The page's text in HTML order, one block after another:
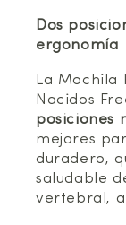
Dos
ergonomía
La Mochila
Nacidos
posiciones
mejores
duradero,
saludable
vertebral,